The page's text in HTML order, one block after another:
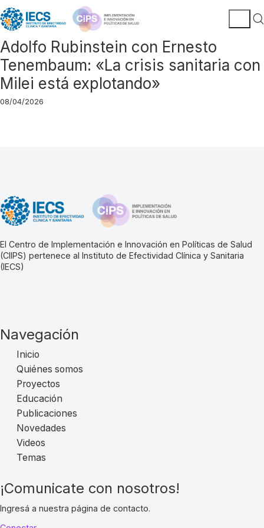
Adolfo Rubinstein con Ernesto
Tenembaum: «La crisis sanitaria con
Milei está explotando»
08/04/2026
El Centro de Implementación e Innovación en Políticas de Salud
(CIIPS) pertenece al Instituto de Efectividad Clínica y Sanitaria
(IECS)
Navegación
Inicio
Quiénes somos
Proyectos
Educación
Publicaciones
Novedades
Videos
Temas
¡Comunicate con nosotros!
Ingresá a nuestra página de contacto.